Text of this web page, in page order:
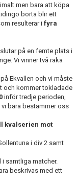
men bara att köpa
borta blir ett
resulterar i fyra
på en femte plats i
Vi vinner två raka
Ekvallen och vi måste
och kommer tokladade
inför tredje perioden,
bara bestämmer oss
kvalserien mot
i div 2 samt
samtliga matcher.
beskrivas med ett